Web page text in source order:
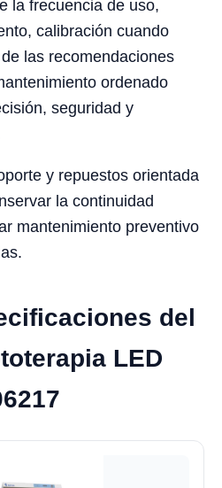
la frecuencia de uso,
calibración cuando
las recomendaciones
ordenado
seguridad y
y repuestos orientada
la continuidad
mantenimiento preventivo
del
LED